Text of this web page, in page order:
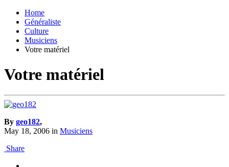
Home
Généraliste
Culture
Musiciens
Votre matériel
Votre matériel
By geo182,
May 18, 2006 in Musiciens
Share